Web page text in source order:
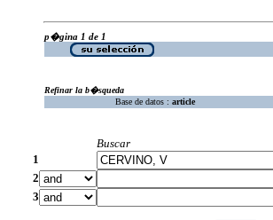
p�gina 1 de 1
Refinar la b�squeda
Base de datos : article
Buscar
1
2
3